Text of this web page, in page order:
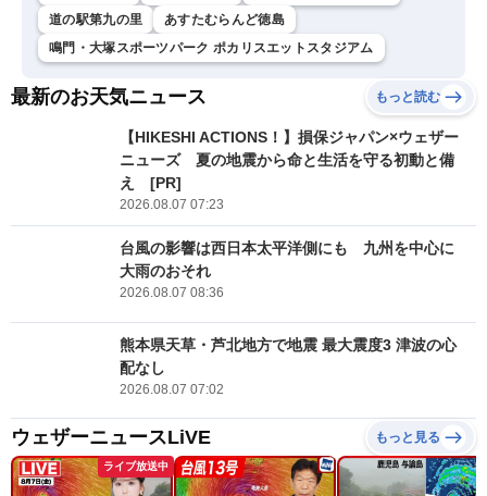
道の駅第九の里
あすたむらんど徳島
鳴門・大塚スポーツパーク ポカリスエットスタジアム
最新のお天気ニュース もっと読む
【HIKESHI ACTIONS！】損保ジャパン×ウェザー
ニューズ 夏の地震から命と生活を守る初動と備
え [PR]
2026.08.07 07:23
台風の影響は西日本太平洋側にも 九州を中心に
大雨のおそれ
2026.08.07 08:36
熊本県天草・芦北地方で地震 最大震度3 津波の心
配なし
2026.08.07 07:02
ウェザーニュースLiVE もっと見る
ライブ放送中